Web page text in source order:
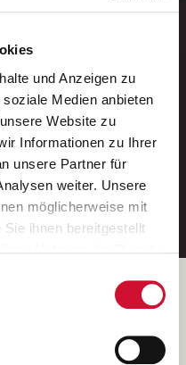
und Anzeigen zu
Medien anbieten
Website zu
Informationen zu Ihrer
unsere Partner für
weiter. Unsere
möglicherweise mit
ihnen bereitgestellt
klicken, so stimmen
Cookies zu. Sie können
jederzeit widerrufen,
aufrufen und diese
E-Mail.
von AWO
eintragen